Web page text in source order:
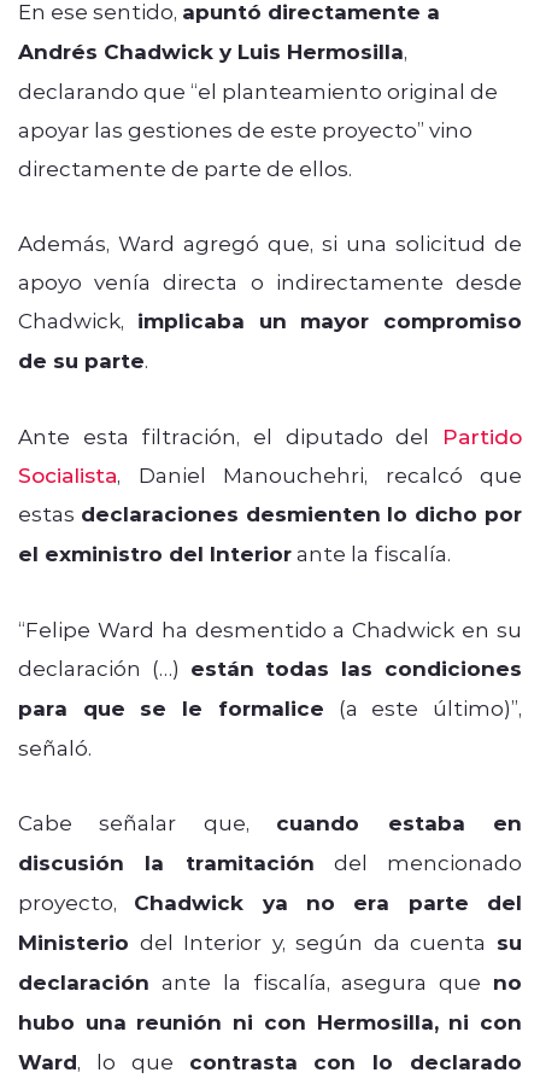
En ese sentido, apuntó directamente a
Andrés Chadwick y Luis Hermosilla,
declarando que “el planteamiento original de
apoyar las gestiones de este proyecto” vino
directamente de parte de ellos.
Además, Ward agregó que, si una solicitud de
apoyo venía directa o indirectamente desde
Chadwick, implicaba un mayor compromiso
de su parte.
Ante esta filtración, el diputado del Partido
Socialista, Daniel Manouchehri, recalcó que
estas declaraciones desmienten lo dicho por
el exministro del Interiorante la fiscalía.
“Felipe Ward ha desmentido a Chadwick en su
declaración (…) están todas las condiciones
para que se le formalice (a este último)”,
señaló.
Cabe señalar que, cuando estaba en
discusión la tramitación del mencionado
proyecto, Chadwick ya no era parte del
Ministerio del Interior y, según da cuenta su
declaración ante la fiscalía, asegura que no
hubo una reunión ni con Hermosilla, ni con
Ward, lo que contrasta con lo declarado